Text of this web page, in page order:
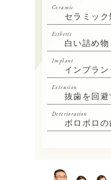
Ceramic
セラミック
Esthetic
白い詰め物
Implant
インプラン
Extrusion
抜歯を回避
Deterioration
ボロボロの